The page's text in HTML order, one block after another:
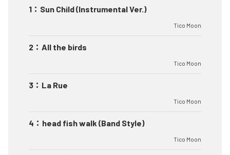
1 ： Sun Child (Instrumental Ver.)
Tico Moon
2 ： All the birds
Tico Moon
3 ： La Rue
Tico Moon
4 ： head fish walk (Band Style)
Tico Moon